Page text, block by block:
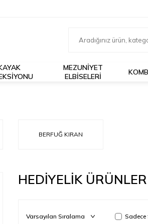
MEZUNIYET
ELBISELERI
BERFUĞ KIRAN
HEDİYELİK ÜRÜNLER
Sadece